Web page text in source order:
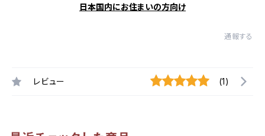
日本国内にお住まいの方向け
通報する
レビュー (1)